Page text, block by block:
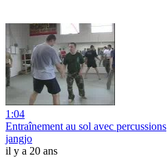
1:04
Entraînement au sol avec percussions
jangjo
il y a 20 ans